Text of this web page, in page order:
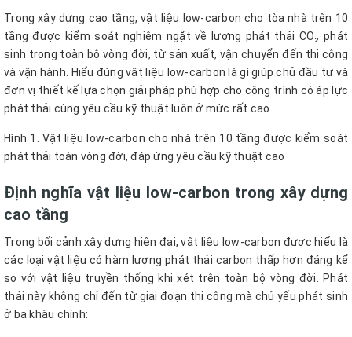
Trong xây dựng cao tầng, vật liệu low-carbon cho tòa nhà trên 10
tầng được kiểm soát nghiêm ngặt về lượng phát thải CO₂ phát
sinh trong toàn bộ vòng đời, từ sản xuất, vận chuyển đến thi công
và vận hành. Hiểu đúng vật liệu low-carbon là gì giúp chủ đầu tư và
đơn vị thiết kế lựa chọn giải pháp phù hợp cho công trình có áp lực
phát thải cùng yêu cầu kỹ thuật luôn ở mức rất cao.
Hình 1. Vật liệu low-carbon cho nhà trên 10 tầng được kiểm soát
phát thải toàn vòng đời, đáp ứng yêu cầu kỹ thuật cao
Định nghĩa vật liệu low-carbon trong xây dựng
cao tầng
Trong bối cảnh xây dựng hiện đại, vật liệu low-carbon được hiểu là
các loại vật liệu có hàm lượng phát thải carbon thấp hơn đáng kể
so với vật liệu truyền thống khi xét trên toàn bộ vòng đời. Phát
thải này không chỉ đến từ giai đoạn thi công mà chủ yếu phát sinh
ở ba khâu chính: